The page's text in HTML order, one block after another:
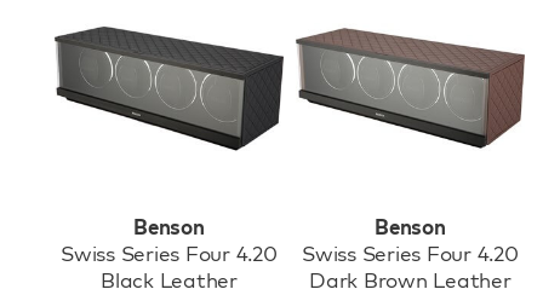
Benson
Swiss Series Four 4.20
Black Leather
Benson
Swiss Series Four 4.20
Dark Brown Leather